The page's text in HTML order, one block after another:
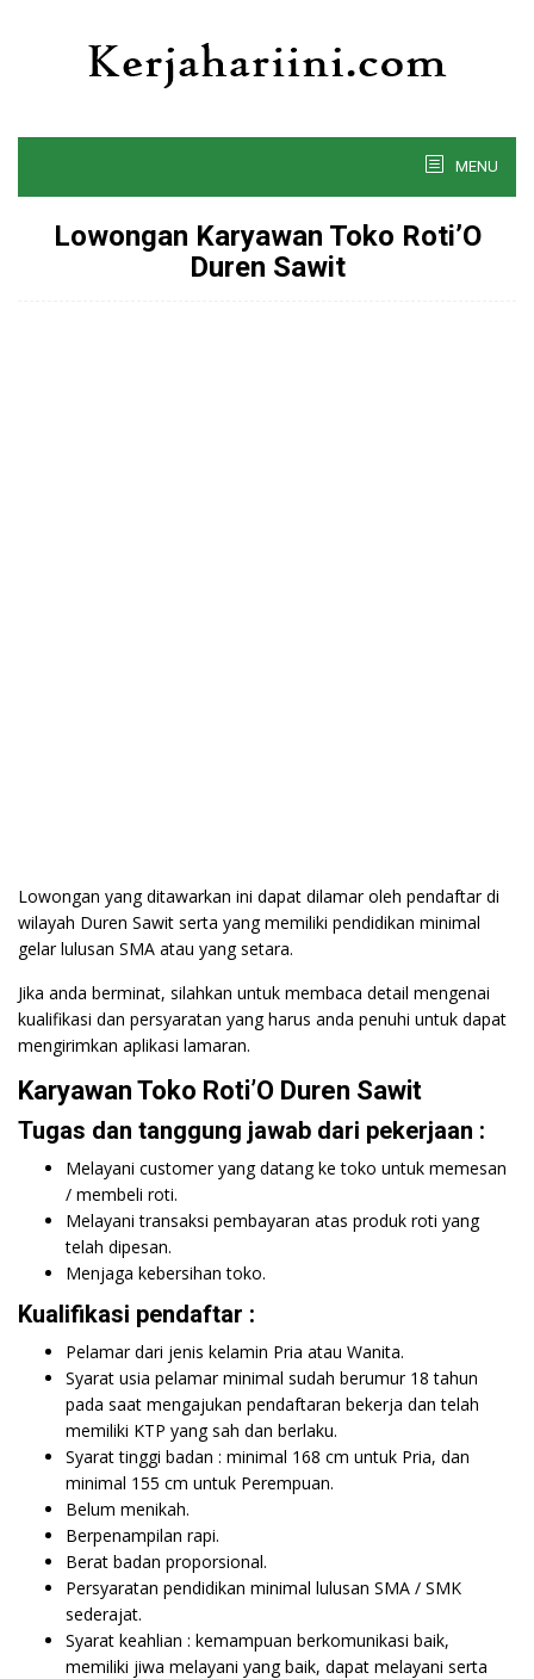
MENU
Lowongan Karyawan Toko Roti’O
Duren Sawit
Lowongan yang ditawarkan ini dapat dilamar oleh pendaftar di
wilayah Duren Sawit serta yang memiliki pendidikan minimal
gelar lulusan SMA atau yang setara.
Jika anda berminat, silahkan untuk membaca detail mengenai
kualifikasi dan persyaratan yang harus anda penuhi untuk dapat
mengirimkan aplikasi lamaran.
Karyawan Toko Roti’O Duren Sawit
Tugas dan tanggung jawab dari pekerjaan :
Melayani customer yang datang ke toko untuk memesan
/ membeli roti.
Melayani transaksi pembayaran atas produk roti yang
telah dipesan.
Menjaga kebersihan toko.
Kualifikasi pendaftar :
Pelamar dari jenis kelamin Pria atau Wanita.
Syarat usia pelamar minimal sudah berumur 18 tahun
pada saat mengajukan pendaftaran bekerja dan telah
memiliki KTP yang sah dan berlaku.
Syarat tinggi badan : minimal 168 cm untuk Pria, dan
minimal 155 cm untuk Perempuan.
Belum menikah.
Berpenampilan rapi.
Berat badan proporsional.
Persyaratan pendidikan minimal lulusan SMA / SMK
sederajat.
Syarat keahlian : kemampuan berkomunikasi baik,
memiliki jiwa melayani yang baik, dapat melayani serta